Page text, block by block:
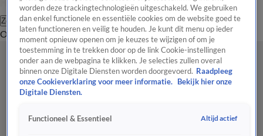
Zoeken
OverzichtRegioUitzendingenWeerTip de redactiePanelVideo's
worden deze trackingtechnologieën uitgeschakeld. We gebruiken
dan enkel functionele en essentiële cookies om de website goed te
laten functioneren en veilig te houden. Je kunt dit menu op ieder
moment opnieuw openen om je keuzes te wijzigen of om je
toestemming in te trekken door op de link Cookie-instellingen
onder aan de webpagina te klikken. Je selecties zullen overal
binnen onze Digitale Diensten worden doorgevoerd. Raadpleeg
onze Cookieverklaring voor meer informatie.
Bekijk hier onze
Digitale Diensten.
Functioneel & Essentieel Altijd actief